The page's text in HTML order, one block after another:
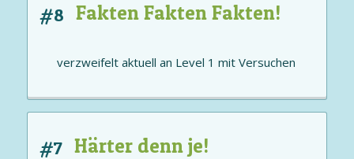
#8 Fakten Fakten Fakten!
verzweifelt aktuell an Level 1 mitVersuchen
#7 Härter denn je!